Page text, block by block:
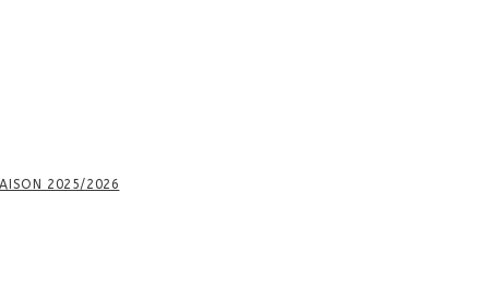
2025/2026